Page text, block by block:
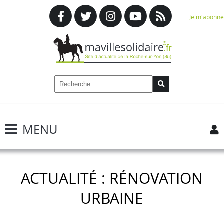
Je m'abonne
MENU
ACTUALITÉ : RÉNOVATION
URBAINE